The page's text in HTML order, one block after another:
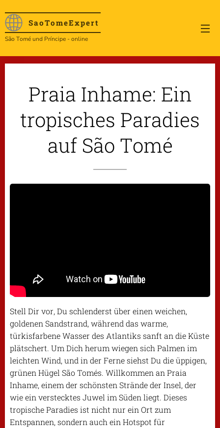
SaoTomeExpert
São Tomé und Príncipe - online
Praia Inhame: Ein
tropisches Paradies
auf São Tomé
Stell Dir vor, Du schlenderst über einen weichen,
goldenen Sandstrand, während das warme,
türkisfarbene Wasser des Atlantiks sanft an die Küste
plätschert. Um Dich herum wiegen sich Palmen im
leichten Wind, und in der Ferne siehst Du die üppigen,
grünen Hügel São Tomés. Willkommen an Praia
Inhame, einem der schönsten Strände der Insel, der
wie ein verstecktes Juwel im Süden liegt. Dieses
tropische Paradies ist nicht nur ein Ort zum
Entspannen, sondern auch ein Hotspot für